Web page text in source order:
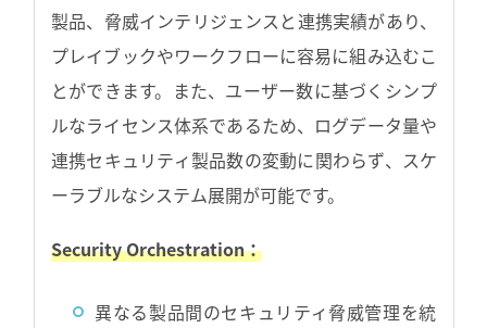
製品、脅威インテリジェンスと連携実績があり、
プレイブックやワークフローに容易に組み込むこ
とができます。また、ユーザー数に基づくシンプ
ルなライセンス体系であるため、ログデータ量や
連携セキュリティ製品数の変動に関わらず、スケ
ーラブルなシステム展開が可能です。
Security Orchestration：
異なる製品間のセキュリティ脅威管理を統